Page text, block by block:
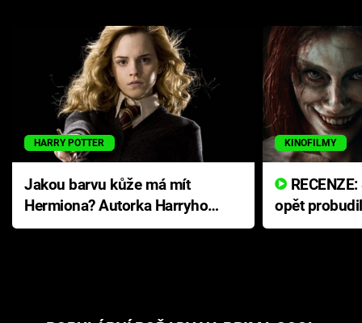
HARRY POTTER
Jakou barvu kůže má mít
Hermiona? Autorka Harryho
Pottera přišla s ráznou
KINOFILMY
opět
přichází s